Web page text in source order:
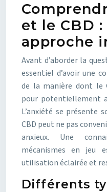
et le CBD :
approche
Avant d’aborder la
essentiel d’avoir une
de la manière dont le
pour potentiellement
L’anxiété se présente
CBD peut ne pas
anxieux. Une
mécanismes en jeu
utilisation éclairée et
Différents